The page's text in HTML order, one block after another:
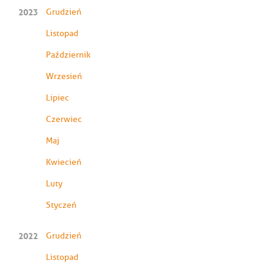
2023 Grudzień
Listopad
Październik
Wrzesień
Lipiec
Czerwiec
Maj
Kwiecień
Luty
Styczeń
2022 Grudzień
Listopad